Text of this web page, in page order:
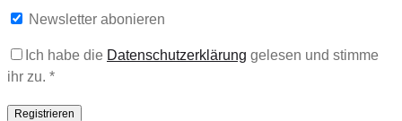
Newsletter abonieren
Ich habe die Datenschutzerklärung gelesen und stimme
ihr zu. *